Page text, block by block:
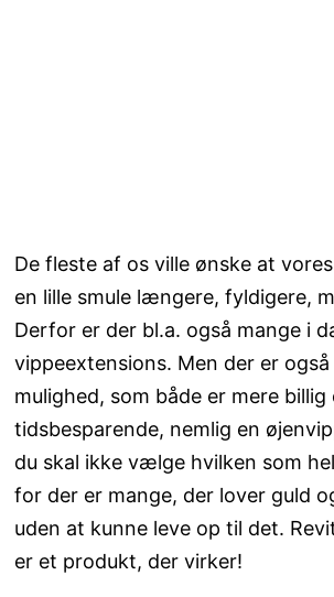
De fleste af os ville ønske at
en lille smule længere, fyldigere,
Derfor er der bl.a. også mange i
vippeextensions. Men der er også
mulighed, som både er mere billig
tidsbesparende, nemlig en
du skal ikke vælge hvilken som
for der er mange, der lover guld
uden at kunne leve op til det.
er et produkt, der virker!